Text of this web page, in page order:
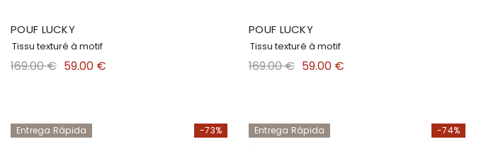
POUF LUCKY
Tissu texturé à motif
169.00 € 59.00 €
POUF LUCKY
Tissu texturé à motif
169.00 € 59.00 €
-73%
Entrega Rápida -74%
Entrega Rápida